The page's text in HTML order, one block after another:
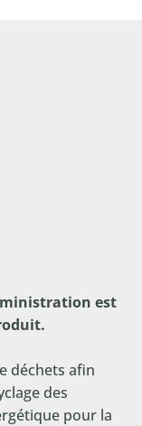
est
déchets afin
des
pour la